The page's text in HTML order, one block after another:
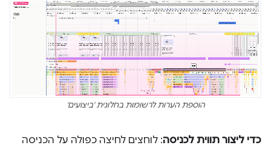
הוספת הערות לרשומות בחלונית 'ביצועים'
כדי ליצור תווית לכניסה: לוחצים לחיצה כפולה על הכניסה